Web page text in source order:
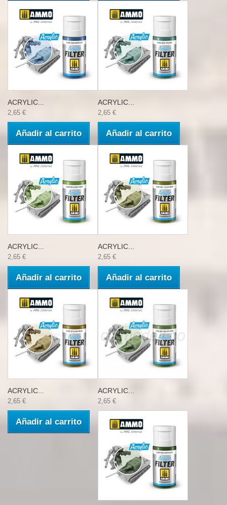
ACRYLIC...
2,65 €
Añadir al carrito
ACRYLIC...
2,65 €
Añadir al carrito
ACRYLIC...
2,65 €
Añadir al carrito
ACRYLIC...
2,65 €
Añadir al carrito
ACRYLIC...
2,65 €
Añadir al carrito
ACRYLIC...
2,65 €